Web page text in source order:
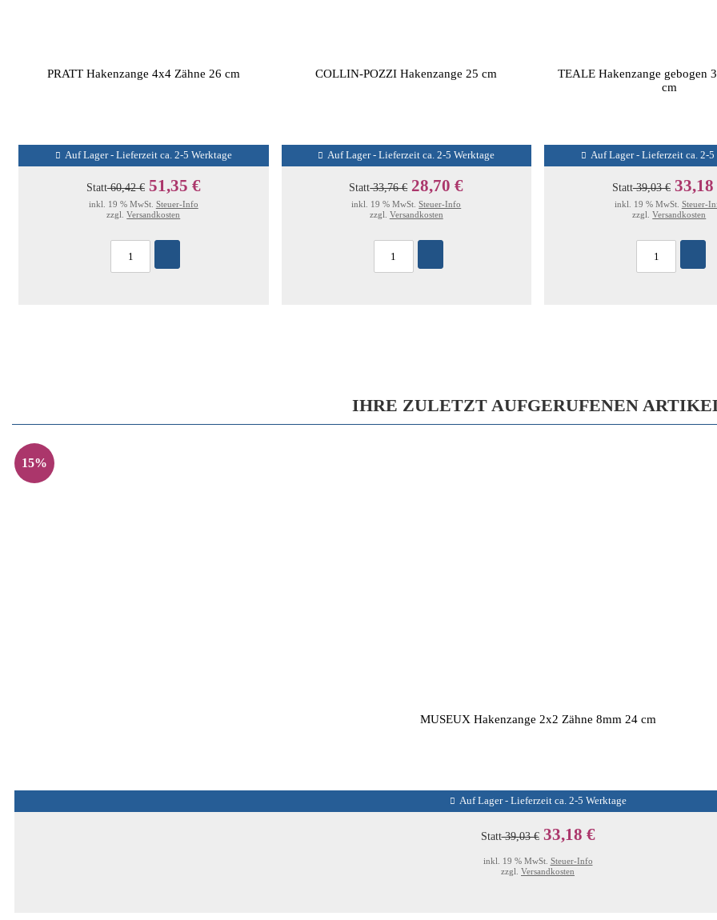
PRATT Hakenzange 4x4 Zähne 26 cm
Auf Lager - Lieferzeit ca. 2-5 Werktage
Statt60,42 € 51,35 €
inkl. 19 % MwSt. Steuer-Info
zzgl.Versandkosten
COLLIN-POZZI Hakenzange 25 cm
Auf Lager - Lieferzeit ca. 2-5 Werktage
Statt33,76 € 28,70 €
inkl. 19 % MwSt.Steuer-Info
zzgl. Versandkosten
TEALE Hakenzange gebogen
cm
Auf Lager - Lieferzeit ca. 2-5
Statt39,03 € 33,18
inkl. 19 % MwSt. Steuer-
zzgl.Versandkosten
IHRE ZULETZT AUFGERUFENEN
15%
MUSEUX Hakenzange 2x2 Zähne 8mm 24 cm
Auf Lager - Lieferzeit ca. 2-5 Werktage
Statt39,03 € 33,18 €
inkl. 19 % MwSt. Steuer-Info
zzgl. Versandkosten